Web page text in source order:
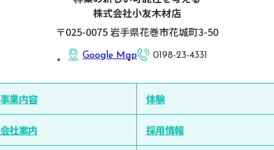
株式会社小友木材店
〒025-0075 岩手県花巻市花城町3-50
Google Map 0198-23-4331
事業内容 体験
会社案内 採用情報